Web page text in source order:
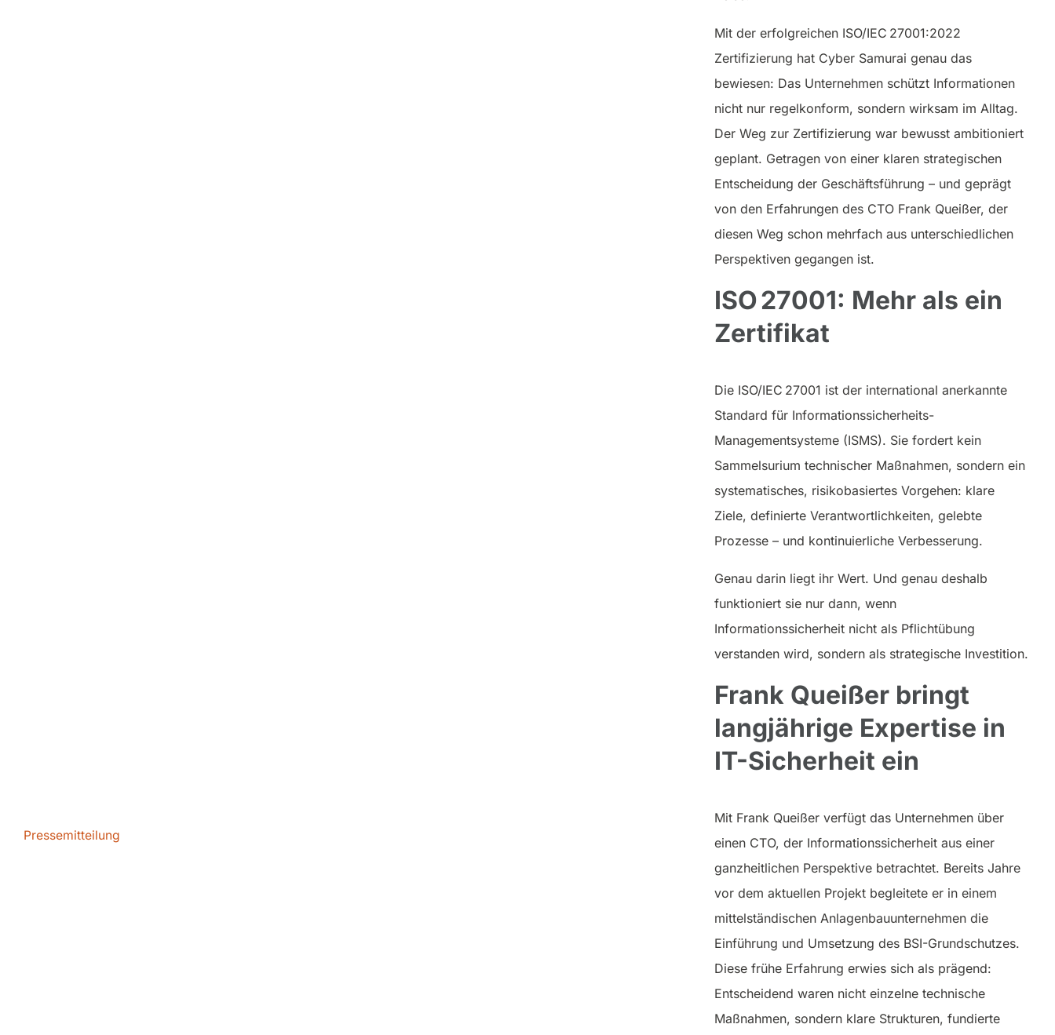
Pressemitteilung
Mit der erfolgreichen ISO/IEC 27001:2022
Zertifizierung hat Cyber Samurai genau das
bewiesen: Das Unternehmen schützt Informationen
nicht nur regelkonform, sondern wirksam im Alltag.
Der Weg zur Zertifizierung war bewusst ambitioniert
geplant. Getragen von einer klaren strategischen
Entscheidung der Geschäftsführung – und geprägt
von den Erfahrungen des CTO Frank Queißer, der
diesen Weg schon mehrfach aus unterschiedlichen
Perspektiven gegangen ist.
ISO 27001: Mehr als ein
Zertifikat
Die ISO/IEC 27001 ist der international anerkannte
Standard für Informationssicherheits-
Managementsysteme (ISMS). Sie fordert kein
Sammelsurium technischer Maßnahmen, sondern ein
systematisches, risikobasiertes Vorgehen: klare
Ziele, definierte Verantwortlichkeiten, gelebte
Prozesse – und kontinuierliche Verbesserung.
Genau darin liegt ihr Wert. Und genau deshalb
funktioniert sie nur dann, wenn
Informationssicherheit nicht als Pflichtübung
verstanden wird, sondern als strategische Investition.
Frank Queißer bringt
langjährige Expertise in
IT-Sicherheit ein
Mit Frank Queißer verfügt das Unternehmen über
einen CTO, der Informationssicherheit aus einer
ganzheitlichen Perspektive betrachtet. Bereits Jahre
vor dem aktuellen Projekt begleitete er in einem
mittelständischen Anlagenbauunternehmen die
Einführung und Umsetzung des BSI-Grundschutzes.
Diese frühe Erfahrung erwies sich als prägend:
Entscheidend waren nicht einzelne technische
Maßnahmen, sondern klare Strukturen, fundierte